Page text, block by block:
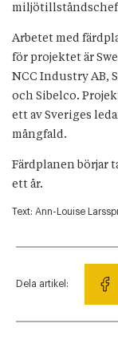
miljötillståndschef
Arbetet med
för projektet är
NCC Industry AB,
och Sibelco.
ett av Sveriges
mångfald.
Färdplanen börjar
ett år.
Text: Ann-Louise
Dela artikel: